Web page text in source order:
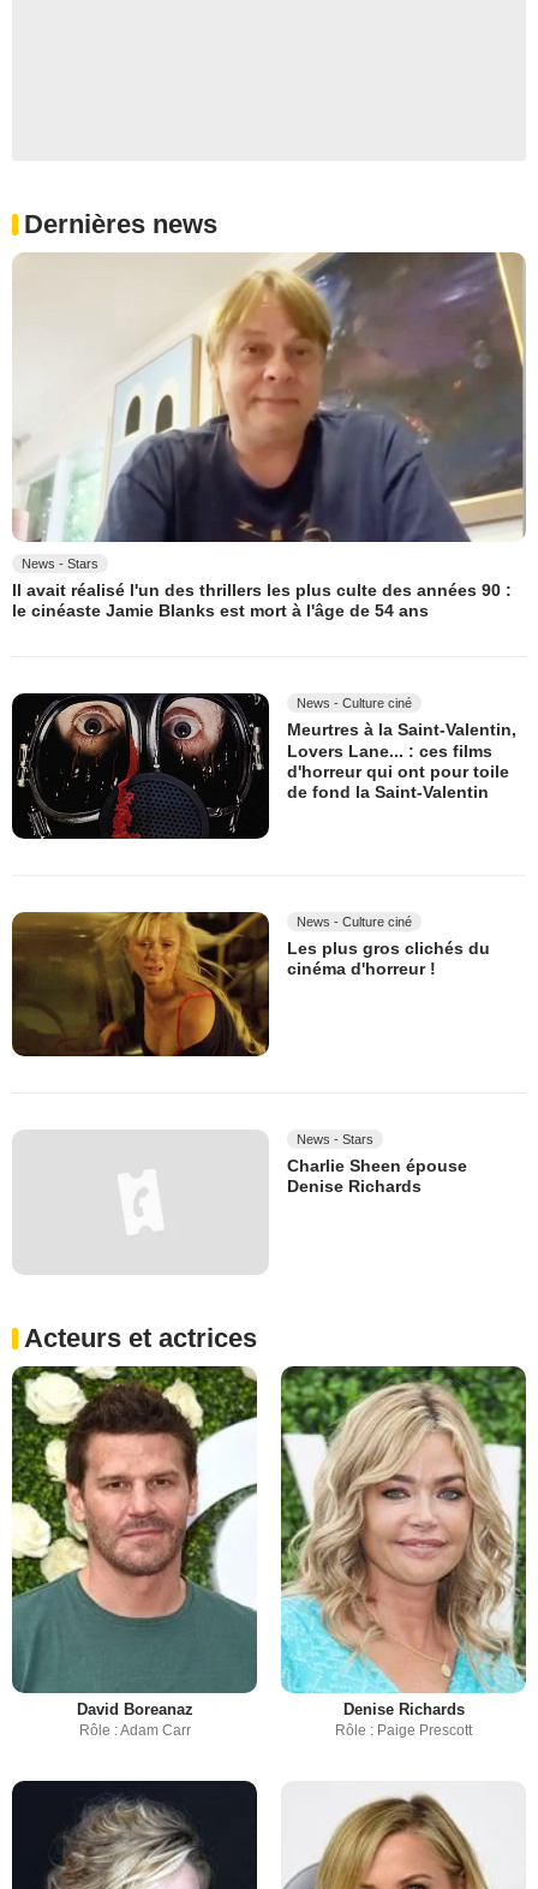
Dernières news
News - Stars
Il avait réalisé l'un des thrillers les plus culte des années 90 :
le cinéaste Jamie Blanks est mort à l'âge de 54 ans
News - Culture ciné
Meurtres à la Saint-Valentin,
Lovers Lane... : ces films
d'horreur qui ont pour toile
de fond la Saint-Valentin
News - Culture ciné
Les plus gros clichés du
cinéma d'horreur !
News - Stars
Charlie Sheen épouse
Denise Richards
Acteurs et actrices
David Boreanaz
Rôle : Adam Carr
Denise Richards
Rôle : Paige Prescott